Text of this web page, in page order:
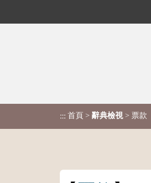
::: 首頁 > 辭典檢視 > 票款